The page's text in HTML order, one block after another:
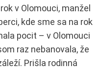
v Olomouci, manžel
kde sme sa na rok
pocit – v Olomouci
raz nebanovala, že
Prišla rodinná